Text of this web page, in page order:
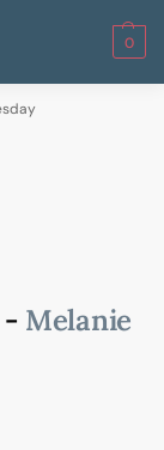
0
- Melanie